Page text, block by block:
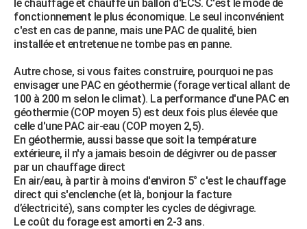
le chauffage et chauffe un ballon d'ECS. C'est le mode de
fonctionnement le plus économique. Le seul inconvénient
c'est en cas de panne, mais une PAC de qualité, bien
installée et entretenue ne tombe pas en panne.
Autre chose, si vous faites construire, pourquoi ne pas
envisager une PAC en géothermie (forage vertical allant de
100 à 200 m selon le climat). La performance d'une PAC en
géothermie (COP moyen 5) est deux fois plus élevée que
celle d'une PAC air-eau (COP moyen 2,5).
En géothermie, aussi basse que soit la température
extérieure, il n'y a jamais besoin de dégivrer ou de passer
par un chauffage direct
En air/eau, à partir à moins d'environ 5° c'est le chauffage
direct qui s'enclenche (et là, bonjour la facture
d’électricité), sans compter les cycles de dégivrage.
Le coût du forage est amorti en 2-3 ans.